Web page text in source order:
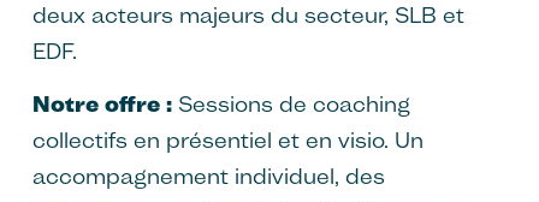
deux acteurs majeurs du secteur, SLB et
EDF.
Notre offre : Sessions de coaching
collectifs en présentiel et en visio. Un
accompagnement individuel, des